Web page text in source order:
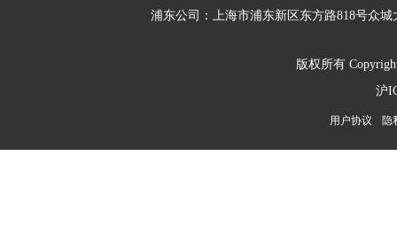
浦东公司：上海市浦东新区东方路818号众城
版权所有
沪
用户协议 隐